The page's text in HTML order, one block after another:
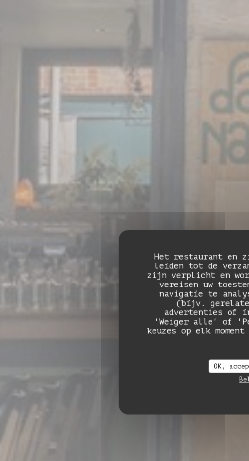
Het restaurant en
leiden tot de
zijn verplicht en
vereisen uw
navigatie te
(bijv.
advertenties of
'Weiger alle' of
keuzes op elk
OK,